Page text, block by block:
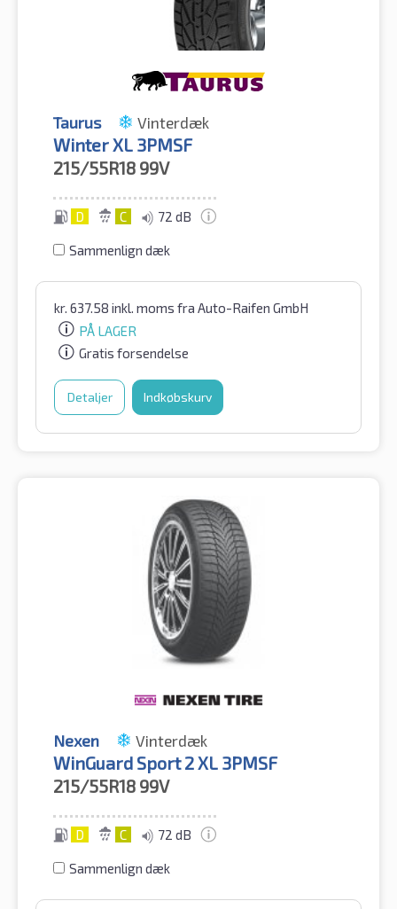
Taurus Vinterdæk
Winter XL 3PMSF
215/55R18 99V
D C 72 dB
Sammenlign dæk
kr. 637.58 inkl. moms fra Auto-Raifen GmbH
PÅ LAGER
Gratis forsendelse
Detaljer Indkøbskurv
Nexen Vinterdæk
WinGuard Sport 2 XL 3PMSF
215/55R18 99V
D C 72 dB
Sammenlign dæk